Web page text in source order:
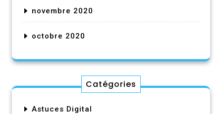
novembre 2020
octobre 2020
Catégories
Astuces Digital